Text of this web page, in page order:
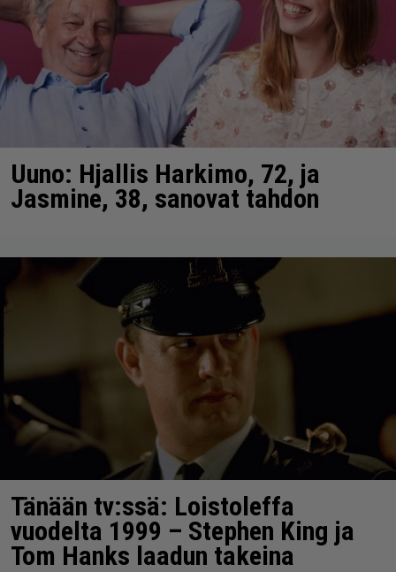
Uuno: Hjallis Harkimo, 72, ja
Jasmine, 38, sanovat tahdon
Tänään tv:ssä: Loistoleffa
vuodelta 1999 – Stephen King ja
Tom Hanks laadun takeina